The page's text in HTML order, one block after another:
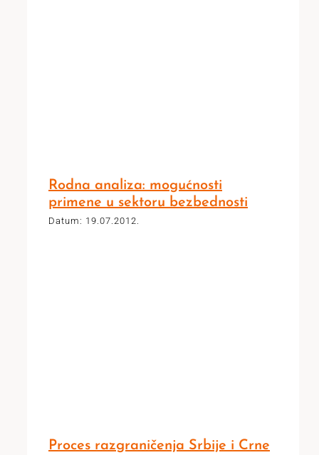
Rodna analiza: mogućnosti
primene u sektoru bezbednosti
Datum: 19.07.2012.
Proces razgraničenja Srbije i Crne